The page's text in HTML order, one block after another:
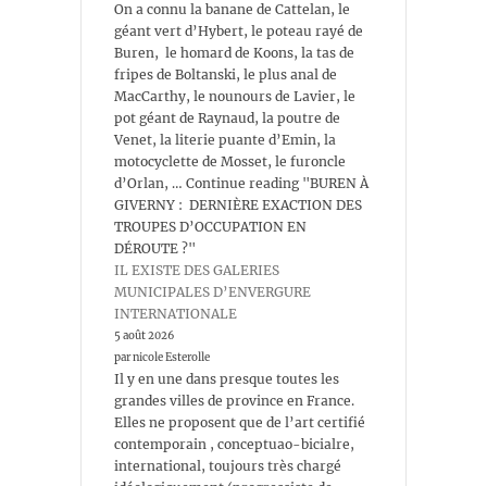
On a connu la banane de Cattelan, le
géant vert d’Hybert, le poteau rayé de
Buren, le homard de Koons, la tas de
fripes de Boltanski, le plus anal de
MacCarthy, le nounours de Lavier, le
pot géant de Raynaud, la poutre de
Venet, la literie puante d’Emin, la
motocyclette de Mosset, le furoncle
d’Orlan, … Continue reading "BUREN À
GIVERNY : DERNIÈRE EXACTION DES
TROUPES D’OCCUPATION EN
DÉROUTE ?"
IL EXISTE DES GALERIES
MUNICIPALES D’ENVERGURE
INTERNATIONALE
5 août 2026
par nicole Esterolle
Il y en une dans presque toutes les
grandes villes de province en France.
Elles ne proposent que de l’art certifié
contemporain , conceptuao-bicialre,
international, toujours très chargé